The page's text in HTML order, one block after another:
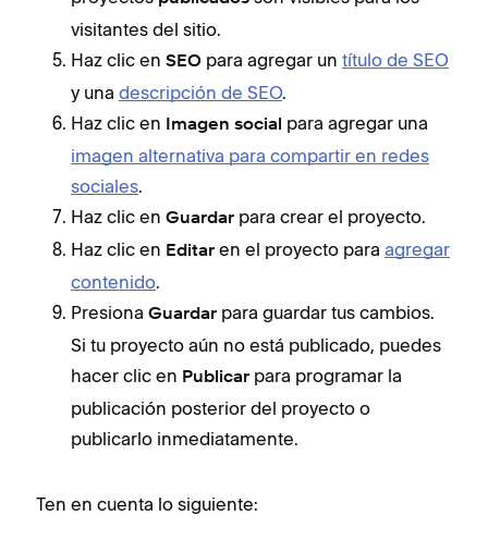
visitantes del sitio.
Haz clic en SEO para agregar un título de SEO
y una descripción de SEO.
Haz clic en Imagen social para agregar una
imagen alternativa para compartir en redes
sociales.
Haz clic en Guardar para crear el proyecto.
Haz clic en Editar en el proyecto para agregar
contenido.
Presiona Guardar para guardar tus cambios.
Si tu proyecto aún no está publicado, puedes
hacer clic en Publicar para programar la
publicación posterior del proyecto o
publicarlo inmediatamente.
Ten en cuenta lo siguiente: